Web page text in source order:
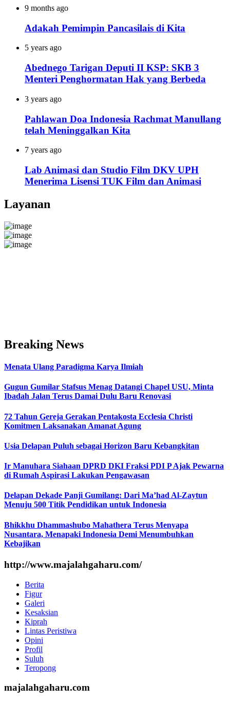
9 months ago
Adakah Pemimpin Pancasilais di Kita
5 years ago
Abednego Tarigan Deputi II KSP: SKB 3
Menteri Penghormatan Hak yang Berbeda
3 years ago
Pahlawan Doa Indonesia Rachmat Manullang
telah Meninggalkan Kita
7 years ago
Lab Animasi dan Studio Film DKV UPH
Menerima Lisensi TUK Film dan Animasi
Layanan
Breaking News
Menata Ulang Paradigma Karya Ilmiah
Gugun Gumilar Stafsus Menag Datangi Chapel USU, Minta
Ibadah Jalan Terus Damai Dulu Baru Renovasi
72 Tahun Gereja Gerakan Pentakosta Ecclesia Christi
Komitmen Laksanakan Amanat Agung
Usia Delapan Puluh sebagai Horizon Baru Kebangkitan
Ir Manuhara Siahaan DPRD DKI Fraksi PDI P Ajak Pewarna
di Rumah Aspirasi Lakukan Pengawasan
Delapan Dekade Panji Gumilang: Dari Ma’had Al-Zaytun
Menuju 500 Titik Pendidikan untuk Indonesia
Bhikkhu Dhammashubo Mahathera Terus Menyapa
Nusantara, Menapaki Indonesia Demi Menumbuhkan
Kebajikan
http://www.majalahgaharu.com/
Berita
Figur
Galeri
Kesaksian
Kiprah
Lintas Peristiwa
Opini
Profil
Suluh
Teropong
majalahgaharu.com